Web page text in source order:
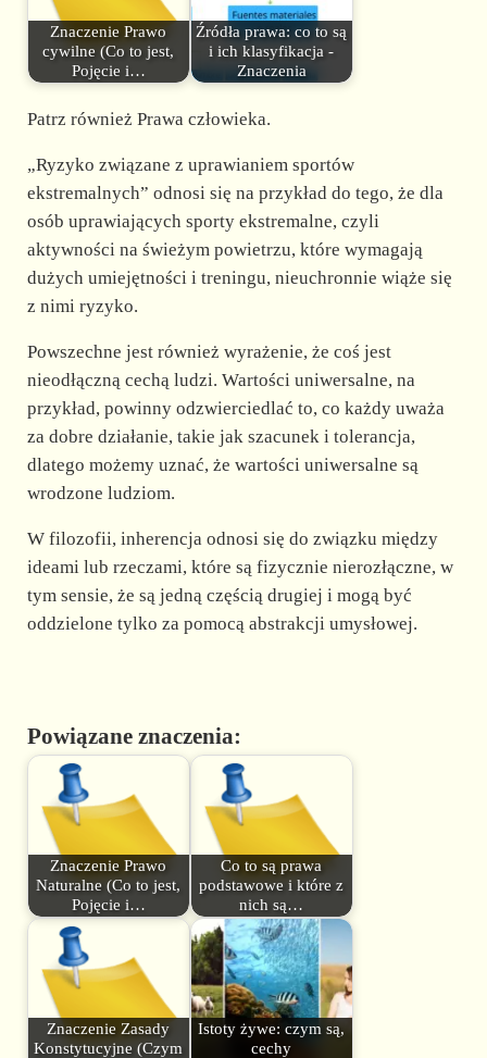
Znaczenie Prawo
cywilne (Co to jest,
Pojęcie i…
Źródła prawa: co to są
i ich klasyfikacja -
Znaczenia
Patrz również Prawa człowieka.
„Ryzyko związane z uprawianiem sportów
ekstremalnych” odnosi się na przykład do tego, że dla
osób uprawiających sporty ekstremalne, czyli
aktywności na świeżym powietrzu, które wymagają
dużych umiejętności i treningu, nieuchronnie wiąże się
z nimi ryzyko.
Powszechne jest również wyrażenie, że coś jest
nieodłączną cechą ludzi. Wartości uniwersalne, na
przykład, powinny odzwierciedlać to, co każdy uważa
za dobre działanie, takie jak szacunek i tolerancja,
dlatego możemy uznać, że wartości uniwersalne są
wrodzone ludziom.
W filozofii, inherencja odnosi się do związku między
ideami lub rzeczami, które są fizycznie nierozłączne, w
tym sensie, że są jedną częścią drugiej i mogą być
oddzielone tylko za pomocą abstrakcji umysłowej.
Powiązane znaczenia:
Znaczenie Prawo
Naturalne (Co to jest,
Pojęcie i…
Co to są prawa
podstawowe i które z
nich są…
Znaczenie Zasady
Konstytucyjne (Czym
Istoty żywe: czym są,
cechy